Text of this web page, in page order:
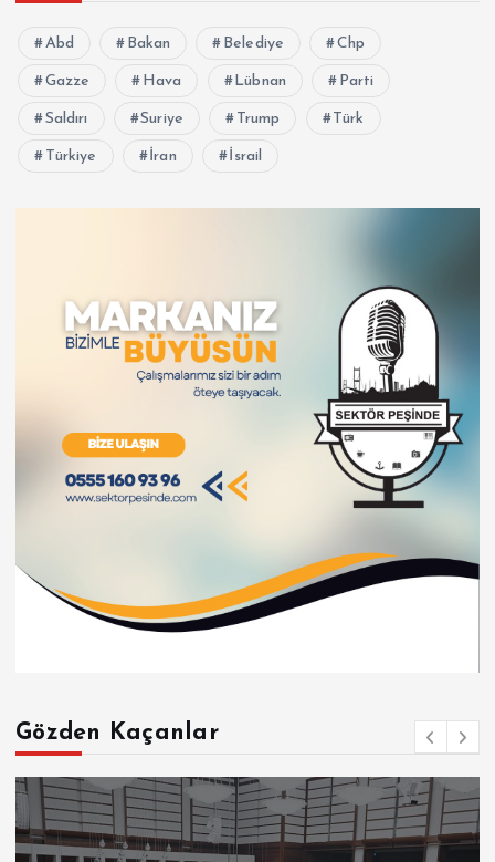
Abd Bakan Belediye Chp
Gazze Hava Lübnan Parti
Saldırı Suriye Trump Türk
Türkiye İran İsrail
Gözden Kaçanlar